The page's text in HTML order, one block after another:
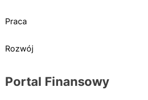
Praca
Rozwój
Portal Finansowy